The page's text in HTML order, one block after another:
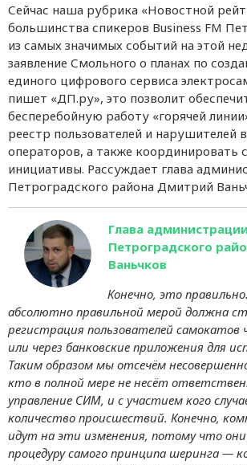
Сейчас наша рубрика «Новостной
большинства спикеров Business FM
из самых значимых событий на этой
заявление Смольного о планах по
единого цифрового сервиса
пишет «ДП.ру», это позволит
бесперебойную работу «горячей
реестр пользователей и нарушителей
операторов, а также координировать
инициативы. Рассуждает глава
Петроградского района Дмитрий
Глава администрации
Петроградского
Ваньчков
Конечно, это
абсолютно правильной мерой должна
регистрация пользователей самокатов
или через банковские приложения для
Таким образом мы отсечём
кто в полной мере не несёт
управление СИМ, и с участием кого
количество происшествий. Конечно,
идут на эти изменения, потому что
процедуру самого принципа шеринга —